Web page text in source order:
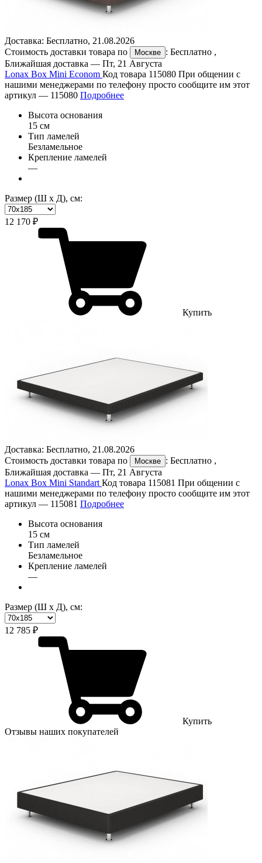
Доставка: Бесплатно, 21.08.2026
Стоимость доставки товара по
Москве : Бесплатно ,
Ближайшая доставка — Пт, 21 Августа
Lonax Box Mini Econom Код товара 115080 При общении с
нашими менеджерами по телефону просто сообщите им этот
артикул — 115080 Подробнее
Высота основания
15 см
Тип ламелей
Безламельное
Крепление ламелей
—
Размер (Ш х Д), см:
12 170 ₽
Купить
Доставка: Бесплатно, 21.08.2026
Стоимость доставки товара по
Москве : Бесплатно ,
Ближайшая доставка — Пт, 21 Августа
Lonax Box Mini Standart Код товара 115081 При общении с
нашими менеджерами по телефону просто сообщите им этот
артикул — 115081 Подробнее
Высота основания
15 см
Тип ламелей
Безламельное
Крепление ламелей
—
Размер (Ш х Д), см:
12 785 ₽
Купить
Отзывы наших покупателей